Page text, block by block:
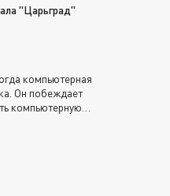
"Царьград"
компьютерная
Он побеждает
компьютерную